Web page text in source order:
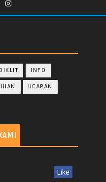
DIKLIT INFO
UCAPAN
Like